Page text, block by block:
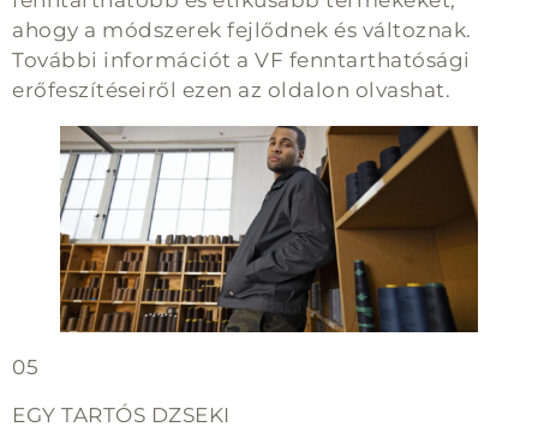
ahogy a módszerek fejlődnek és változnak.
További információt a VF fenntarthatósági
erőfeszítéseiről ezen az oldalon olvashat.
05
EGY TARTÓS DZSEKI